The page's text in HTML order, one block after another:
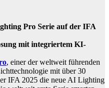
Pro Serie auf der IFA
mit integriertem KI-
, einer der weltweit führenden
mit über 30
IFA 2025 die neue AI Lighting